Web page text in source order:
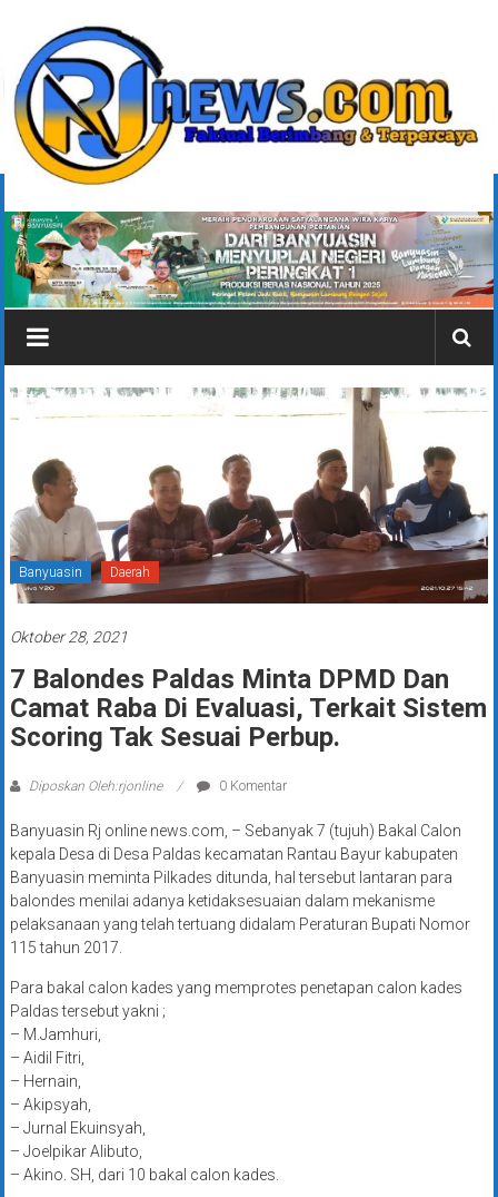
konten
rjonlinenews.com
Faktual
Berimbang
dan
Terpercaya
Banyuasin Daerah
Oktober 28, 2021
7 Balondes Paldas Minta DPMD Dan
Camat Raba Di Evaluasi, Terkait Sistem
Scoring Tak Sesuai Perbup.
Diposkan Oleh:rjonline 0 Komentar
Banyuasin Rj online news.com, – Sebanyak 7 (tujuh) Bakal Calon
kepala Desa di Desa Paldas kecamatan Rantau Bayur kabupaten
Banyuasin meminta Pilkades ditunda, hal tersebut lantaran para
balondes menilai adanya ketidaksesuaian dalam mekanisme
pelaksanaan yang telah tertuang didalam Peraturan Bupati Nomor
115 tahun 2017.
Para bakal calon kades yang memprotes penetapan calon kades
Paldas tersebut yakni ;
– M.Jamhuri,
– Aidil Fitri,
– Hernain,
– Akipsyah,
– Jurnal Ekuinsyah,
– Joelpikar Alibuto,
– Akino. SH, dari 10 bakal calon kades.